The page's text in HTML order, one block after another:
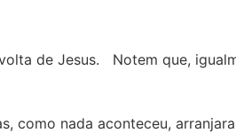
de Jesus. Notem que,
como nada aconteceu,